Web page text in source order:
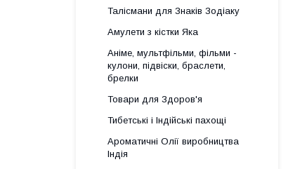
Талісмани для Знаків Зодіаку
Амулети з кістки Яка
Аніме, мультфільми, фільми -
кулони, підвіски, браслети,
брелки
Товари для Здоров'я
Тибетські і Індійські пахощі
Ароматичні Олії виробництва
Індія